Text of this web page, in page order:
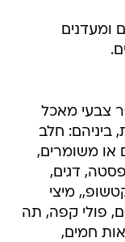
ומעדנים
צבעי מאכל
ביניהם: חלב
או משומרים,
פסטה, דגים,
מיצי
פולי קפה, תה
חמים,